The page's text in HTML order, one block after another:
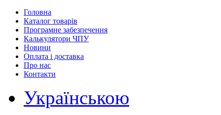
Головна
Каталог товарів
Програмне забезпечення
Калькулятори ЧПУ
Новини
Оплата і доставка
Про нас
Контакти
Українською